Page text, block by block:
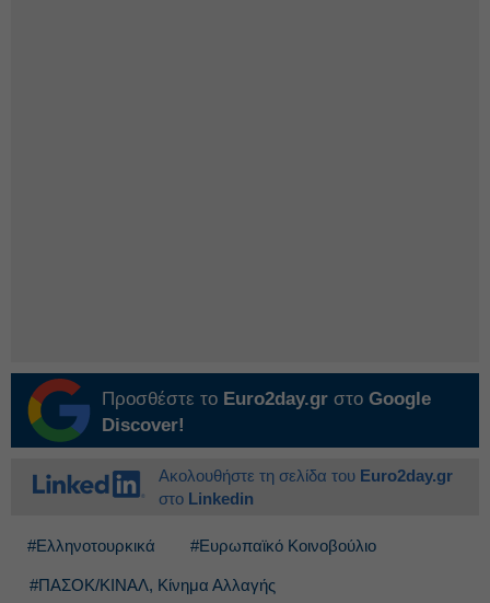
Προσθέστε το Euro2day.gr στο Google
Discover!
Ακολουθήστε τη σελίδα του Euro2day.gr
στο Linkedin
#Ελληνοτουρκικά #Ευρωπαϊκό Κοινοβούλιο
#ΠΑΣΟΚ/ΚΙΝΑΛ, Κίνημα Αλλαγής